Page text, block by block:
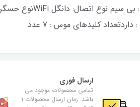
کلیدهای موس : 7 عدد
ارسال فوری
تمامی محصولات موجود می
باشد. زمان ارسال محصولات 1